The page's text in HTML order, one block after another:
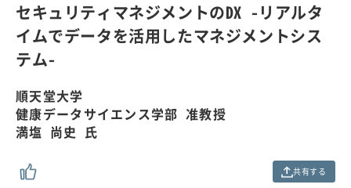
1
0
0
セキュリティマネジメントのDX -リアルタ
イムでデータを活用したマネジメントシス
テム-
順天堂大学
健康データサイエンス学部 准教授
満塩 尚史 氏
共有する